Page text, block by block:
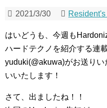
2021/3/30
はいどうも、今週も
ハードテクノを紹介する連
yuduki(@akuwa)がお送り
いいたします！
さて、出ましたね！！